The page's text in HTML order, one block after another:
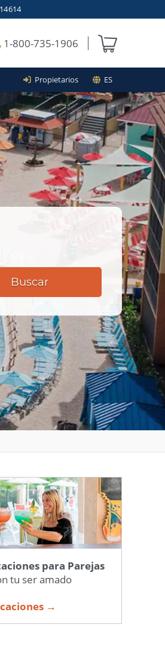
1-800-735-1906
Propietarios ES
Buscar
para Parejas
tu ser amado
→